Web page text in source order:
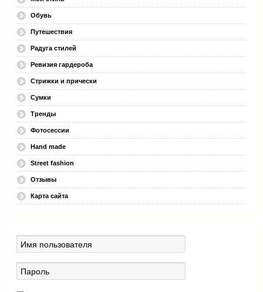
Обувь
Путешествия
Радуга стилей
Ревизия гардероба
Стрижки и прически
Сумки
Тренды
Фотосессии
Hand made
Street fashion
Отзывы
Карта сайта